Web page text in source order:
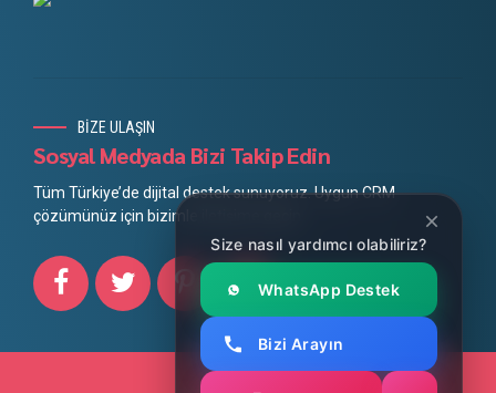
BİZE ULAŞIN
Sosyal Medyada Bizi Takip Edin
Tüm Türkiye’de dijital destek sunuyoruz. Uygun CRM
çözümünüz için bizimle iletişime geçin.
Size nasıl yardımcı olabiliriz?
WhatsApp Destek
Bizi Arayın